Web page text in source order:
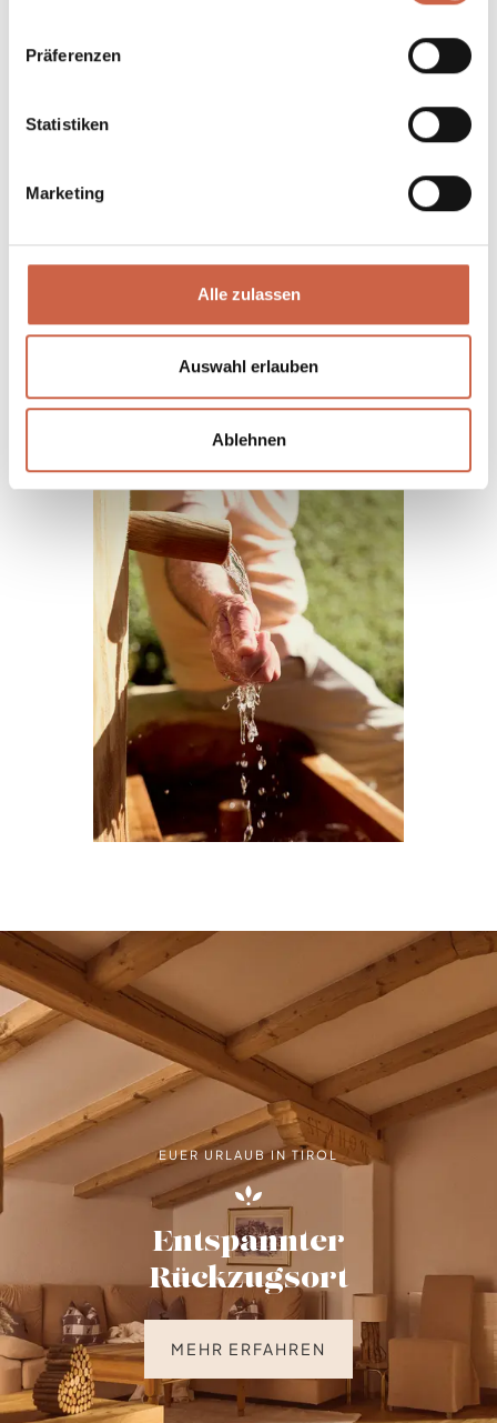
Präferenzen
Statistiken
Marketing
Alle zulassen
Auswahl erlauben
Ablehnen
EUER URLAUB IN TIROL
Entspannter
Rückzugsort
MEHR ERFAHREN